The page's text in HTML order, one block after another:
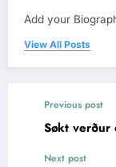
Add your
View All Posts
Previous post
Søkt
Next post